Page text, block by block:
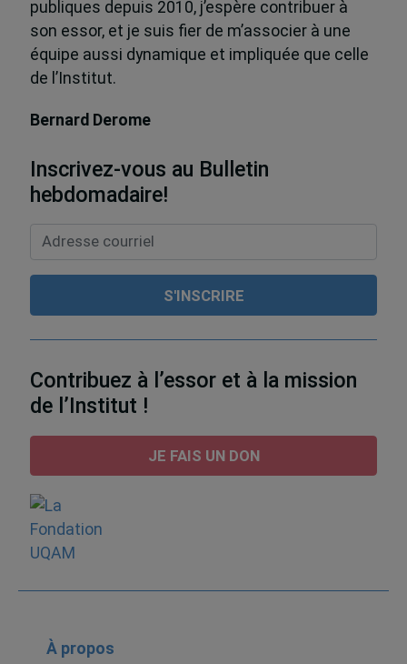
publiques depuis 2010, j’espère contribuer à
son essor, et je suis fier de m’associer à une
équipe aussi dynamique et impliquée que celle
de l’Institut.
Bernard Derome
Inscrivez-vous au Bulletin
hebdomadaire!
Contribuez à l’essor et à la mission
de l’Institut !
JE FAIS UN DON
À propos